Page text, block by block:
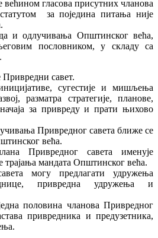
гласова присутних чланова
за поједина питања није
и одлучивања Општинског већа,
пословником, у складу са
Привредни савет.
сугестије и мишљења
разматра стратегије, планове,
за привреду и прати њихово
Привредног савета ближе се
већа.
Привредног савета именује
мандата Општинског већа.
могу предлагати удружења
привредна удружења и
половина чланова Привредног
привредника и предузетника,